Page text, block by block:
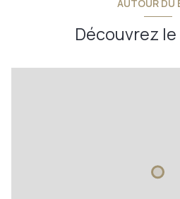
AUTOUR DU
Découvrez